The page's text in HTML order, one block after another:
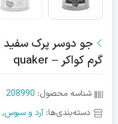
گرم کواکر – quaker
شناسه محصول: 208990
دسته‌بندی‌ها:آرد و سبوس,